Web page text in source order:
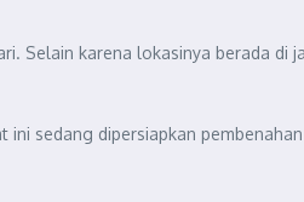
Selain karena lokasinya berada di
sedang dipersiapkan